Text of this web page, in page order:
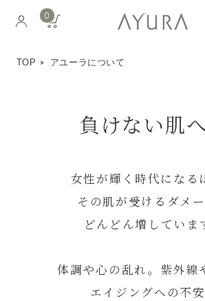
0
TOP アユーラについて
負けない肌へ
女性が輝く時代になる
その肌が受けるダメ
どんどん増していま
体調や心の乱れ。紫外線
エイジングへの不安